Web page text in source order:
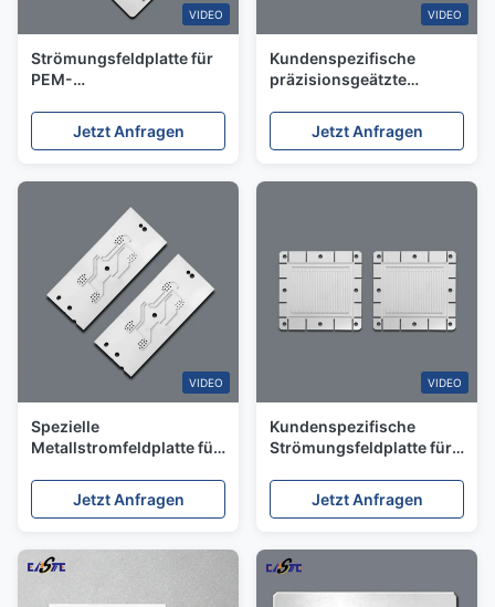
VIDEO
Strömungsfeldplatte für
PEM-
fotogeißtem Edelstahl
Jetzt Anfragen
VIDEO
Kundenspezifische
präzisionsgeätzte
PEM-Brennstoffzellen
und Elektrolyseure
Jetzt Anfragen
VIDEO
Spezielle
Metallstromfeldplatte für
Brennstoffzellenstapel
Jetzt Anfragen
VIDEO
Kundenspezifische
Strömungsfeldplatte für
Brennstoffzellen,
präzisionsgeätzter
Jetzt Anfragen